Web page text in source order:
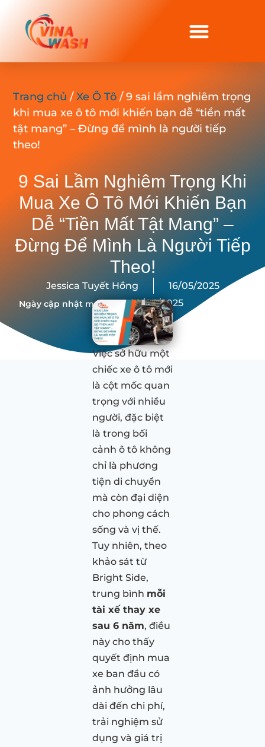
Trang chủ /Xe Ô Tô / 9 sai lầm nghiêm trọng
khi mua xe ô tô mới khiến bạn dễ “tiền mất
tật mang” – Đừng để mình là người tiếp
theo!
9 Sai Lầm Nghiêm Trọng Khi
Mua Xe Ô Tô Mới Khiến Bạn
Dễ “tiền Mất Tật Mang” –
Đừng Để Mình Là Người Tiếp
Theo!
Jessica Tuyết Hồng 16/05/2025
Ngày cập nhật mới nhất: 20/06/2025
Việc sở hữu một
chiếc xe ô tô mới
là cột mốc quan
trọng với nhiều
người, đặc biệt
là trong bối
cảnh ô tô không
chỉ là phương
tiện di chuyển
mà còn đại diện
cho phong cách
sống và vị thế.
Tuy nhiên, theo
khảo sát từ
Bright Side,
trung bình mỗi
tài xế thay xe
sau 6 năm, điều
này cho thấy
quyết định mua
xe ban đầu có
ảnh hưởng lâu
dài đến chi phí,
trải nghiệm sử
dụng và giá trị